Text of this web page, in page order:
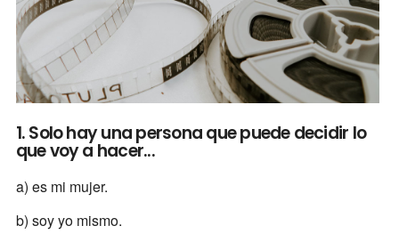
1. Solo hay una persona que puede decidir lo
que voy a hacer...
a) es mi mujer.
b) soy yo mismo.